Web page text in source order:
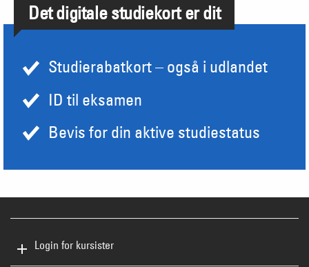
Det digitale studiekort er dit
Studierabatkort – også i udlandet
ID til eksamen
Bevis for din aktive studiestatus
Login for kursister